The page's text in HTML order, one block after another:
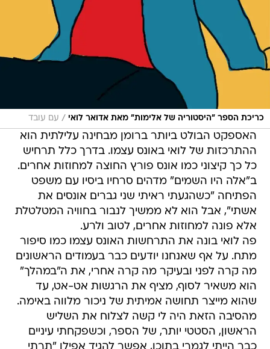
כריכת הספר "היסטוריה של אלימות" מאת אדואר לואי / עם עובד
האספקט הבולט ביותר ברומן מבחינה עלילתית הוא
ההתרכזות של לואי באונס עצמו. בדרך כלל תרחיש
כל כך קיצוני כמו אונס פורץ החוצה למחוזות אחרים.
ב"אלה היו השמים" מדהים סרחיו ביסיו עם משפט
הפתיחה "כשהגעתי ראיתי שני גברים אונסים את
אשתי", אבל הוא לא ממשיך לנבור בחוויה המטלטלת
אלא פונה למחוזות אחרים, לטוב ולרע.
פה לואי בונה את התרחשות האונס עצמו כמו סיפור
מתח. על אף שאנחנו יודעים כבר בעמודים הראשונים
מה קרה לפני ובעיקר מה קרה אחרי, את ה"במהלך"
הוא משאיר לסוף, מציף את הרגשות אט-אט, עד
שהוא מייצר תחושה אמיתית של ניכור מלווה באימה.
מהסיבה הזאת היה לי קשה לצלוח את השליש
הראשון, הסטטי יותר, של הספר, וכשפקחתי עיניים